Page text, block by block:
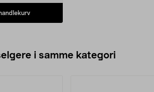
i samme kategori